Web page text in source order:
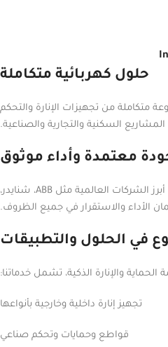
حلول كهربائية متكاملة
متكاملة من تجهيزات الإنارة والتحكم
السكنية والتجارية والصناعية.
معتمدة وأداء موثوق
نوفّر منتجات عالية الجودة من أبرز الشركات العالمية مثل ABB، شنايدر،
الأداء والاستقرار في جميع الظروف.
في الحلول والتطبيقات
والإنارة الذكية، تشمل خدماتنا:
تجهيز إنارة داخلية وخارجية بأنواعها
قواطع وحمايات وتحكم صناعي